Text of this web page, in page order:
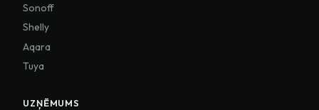
Sonoff
Shelly
Aqara
Tuya
UZŅĒMUMS